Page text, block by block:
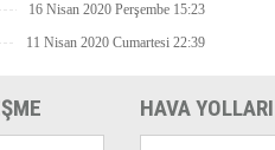
16 Nisan 2020 Perşembe 15:23
11 Nisan 2020 Cumartesi 22:39
HAVA YOLLARI